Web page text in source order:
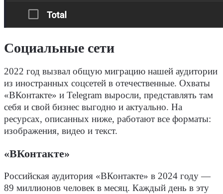
Социальные сети
2022 год вызвал общую миграцию нашей аудитории
из иностранных соцсетей в отечественные. Охваты
«ВКонтакте» и Telegram выросли, представлять там
себя и свой бизнес выгодно и актуально. На
ресурсах, описанных ниже, работают все форматы:
изображения, видео и текст.
«ВКонтакте»
Российская аудитория «ВКонтакте» в 2024 году —
89 миллионов человек в месяц. Каждый день в эту